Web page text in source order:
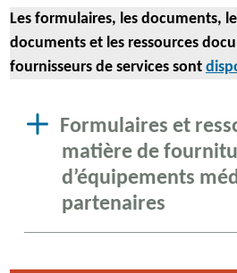
Les formulaires, les documents,
documents et les ressources
fournisseurs de services sont
Formulaires et
matière de
d’équipements
partenaires